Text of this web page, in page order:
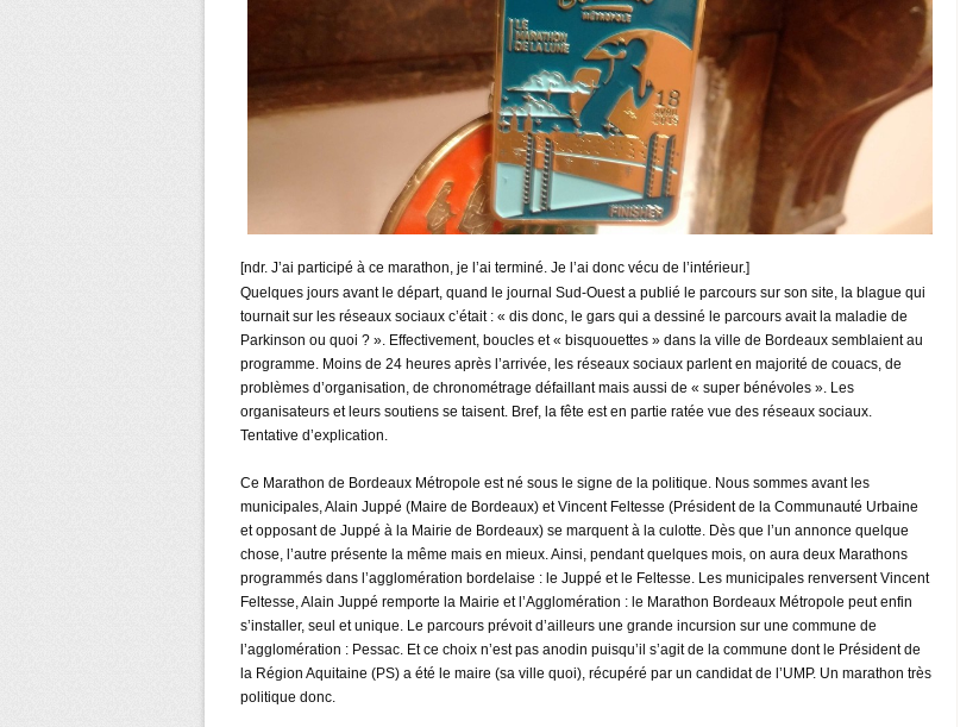
[ndr. J’ai participé à ce marathon, je l’ai terminé. Je l’ai donc vécu de l’intérieur.]
Quelques jours avant le départ, quand le journal Sud-Ouest a publié le parcours sur son site, la blague qui
tournait sur les réseaux sociaux c’était : « dis donc, le gars qui a dessiné le parcours avait la maladie de
Parkinson ou quoi ? ». Effectivement, boucles et « bisquouettes » dans la ville de Bordeaux semblaient au
programme. Moins de 24 heures après l’arrivée, les réseaux sociaux parlent en majorité de couacs, de
problèmes d’organisation, de chronométrage défaillant mais aussi de « super bénévoles ». Les
organisateurs et leurs soutiens se taisent. Bref, la fête est en partie ratée vue des réseaux sociaux.
Tentative d’explication.
Ce Marathon de Bordeaux Métropole est né sous le signe de la politique. Nous sommes avant les
municipales, Alain Juppé (Maire de Bordeaux) et Vincent Feltesse (Président de la Communauté Urbaine
et opposant de Juppé à la Mairie de Bordeaux) se marquent à la culotte. Dès que l’un annonce quelque
chose, l’autre présente la même mais en mieux. Ainsi, pendant quelques mois, on aura deux Marathons
programmés dans l’agglomération bordelaise : le Juppé et le Feltesse. Les municipales renversent Vincent
Feltesse, Alain Juppé remporte la Mairie et l’Agglomération : le Marathon Bordeaux Métropole peut enfin
s’installer, seul et unique. Le parcours prévoit d’ailleurs une grande incursion sur une commune de
l’agglomération : Pessac. Et ce choix n’est pas anodin puisqu’il s’agit de la commune dont le Président de
la Région Aquitaine (PS) a été le maire (sa ville quoi), récupéré par un candidat de l’UMP. Un marathon très
politique donc.